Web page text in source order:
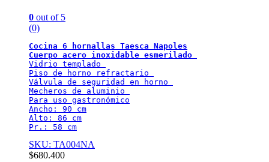
0 out of 5
(0)
Cocina 6 hornallas Taesca Napoles
Cuerpo acero inoxidable esmerilado
Vidrio templado
Piso de horno refractario
Válvula de seguridad en horno
Mecheros de aluminio
Para uso gastronómico
Ancho: 90 cm
Alto: 86 cm
Pr.: 58 cm
SKU: TA004NA
$680.400